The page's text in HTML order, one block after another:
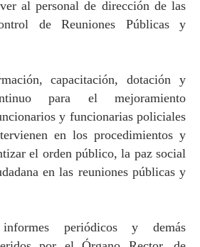
al personal de dirección de las
de Reuniones Públicas y
capacitación, dotación y
para el mejoramiento
y funcionarias policiales
en los procedimientos y
el orden público, la paz social
en las reuniones públicas y
periódicos y demás